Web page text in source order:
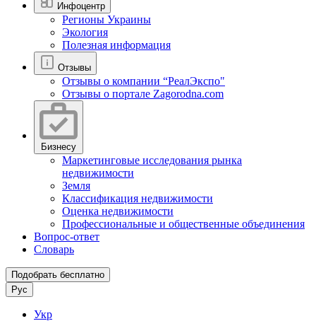
Инфоцентр
Регионы Украины
Экология
Полезная информация
Отзывы
Отзывы о компании “РеалЭкспо"
Отзывы о портале Zagorodna.com
Бизнесу
Маркетинговые исследования рынка
недвижимости
Земля
Классификация недвижимости
Оценка недвижимости
Профессиональные и общественные объединения
Вопрос-ответ
Словарь
Подобрать бесплатно
Рус
Укр